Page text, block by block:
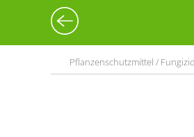
Pflanzenschutzmittel /